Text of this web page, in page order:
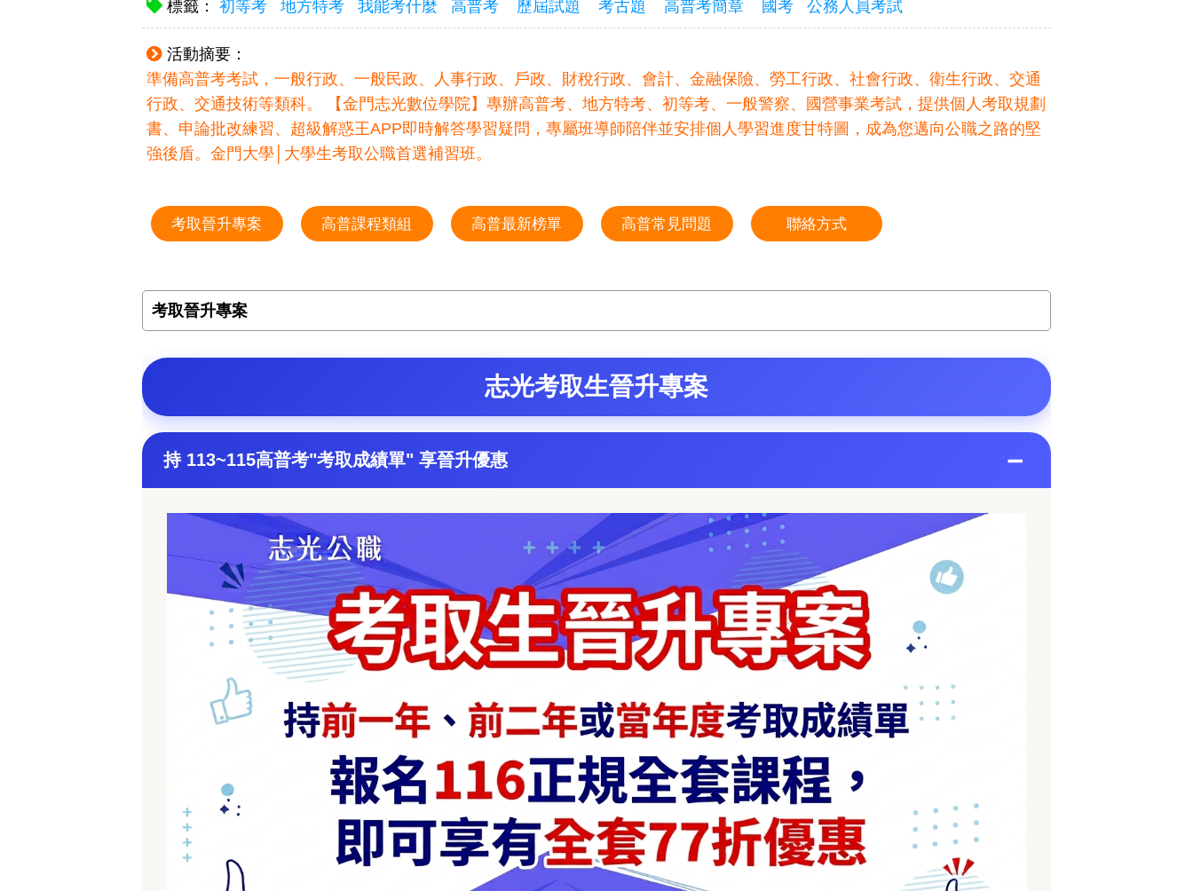
標籤： 初等考 地方特考 我能考什麼 高普考 歷屆試題 考古題 高普考簡章 國考 公務人員考試
活動摘要：
準備高普考考試，一般行政、一般民政、人事行政、戶政、財稅行政、會計、金融保險、勞工行政、社會行政、衛生行政、交通
行政、交通技術等類科。 【金門志光數位學院】專辦高普考、地方特考、初等考、一般警察、國營事業考試，提供個人考取規劃
書、申論批改練習、超級解惑王APP即時解答學習疑問，專屬班導師陪伴並安排個人學習進度甘特圖，成為您邁向公職之路的堅
強後盾。金門大學│大學生考取公職首選補習班。
考取晉升專案 高普課程類組 高普最新榜單 高普常見問題 聯絡方式
考取晉升專案
志光考取生晉升專案
持 113~115高普考"考取成績單" 享晉升優惠